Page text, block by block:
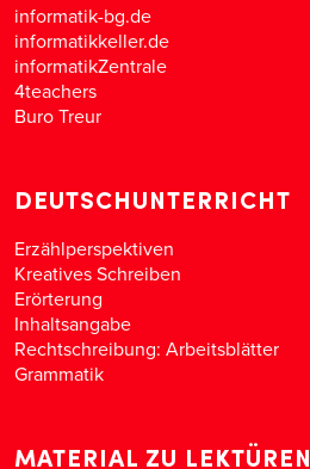
informatik-bg.de
informatikkeller.de
informatikZentrale
4teachers
Buro Treur
DEUTSCHUNTERRICHT
Erzählperspektiven
Kreatives Schreiben
Erörterung
Inhaltsangabe
Rechtschreibung: Arbeitsblätter
Grammatik
MATERIAL ZU LEKTÜREN